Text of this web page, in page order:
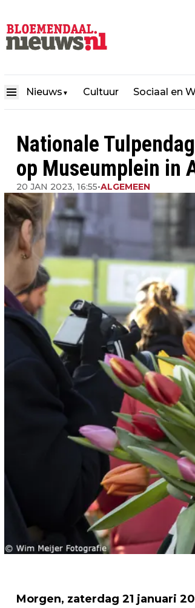
Nieuws ▼ Cultuur Sociaal en
Nationale
op Museumplein in
20 JAN 2023, 16:55•ALGEMEEN
Morgen, zaterdag 21 januari